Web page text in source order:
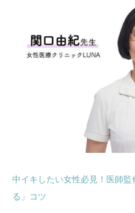
中イキしたい女性必見！医師
る」コツ